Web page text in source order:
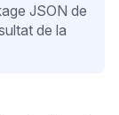
JSON de
de la